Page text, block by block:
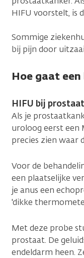
HIFU voorstelt, is
Sommige
bij pijn door
Hoe gaat
HIFU bij
Als je
uroloog eerst een
precies zien waar
Voor de
een plaatselijke
je anus een
'dikke
Met deze probe
prostaat. De
endeldarm heen.